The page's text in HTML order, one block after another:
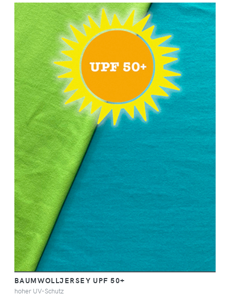
BAUMWOLLJERSEY UPF 50+
hoher UV-Schutz